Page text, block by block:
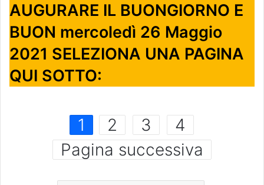
AUGURARE IL BUONGIORNO E
BUON mercoledì 26 Maggio
2021 SELEZIONA UNA PAGINA
QUI SOTTO:
1 2 3
4
Pagina successiva